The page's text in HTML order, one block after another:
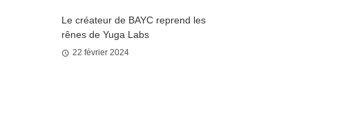
Le créateur de BAYC reprend les
rênes de Yuga Labs
22 février 2024